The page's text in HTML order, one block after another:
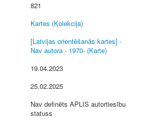
821
Kartes (Kolekcija)
[Latvijas orientēšanās kartes] -
Nav autora - 1970- (Karte)
19.04.2023
25.02.2025
Nav definēts APLIS autortiesību
statuss